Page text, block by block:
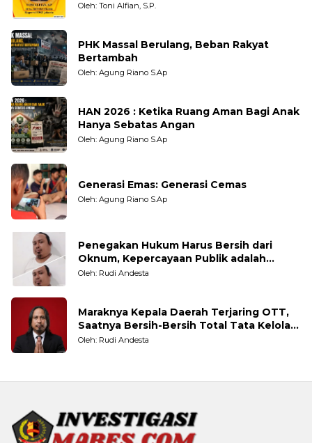
Oleh: Toni Alfian, S.P.
PHK Massal Berulang, Beban Rakyat
Bertambah
Oleh: Agung Riano S.Ap
HAN 2026 : Ketika Ruang Aman Bagi Anak
Hanya Sebatas Angan
Oleh: Agung Riano S.Ap
Generasi Emas: Generasi Cemas
Oleh: Agung Riano S.Ap
Penegakan Hukum Harus Bersih dari
Oknum, Kepercayaan Publik adalah
Taruhannya
Oleh: Rudi Andesta
Maraknya Kepala Daerah Terjaring OTT,
Saatnya Bersih-Bersih Total Tata Kelola
Pemerintahan
Oleh: Rudi Andesta